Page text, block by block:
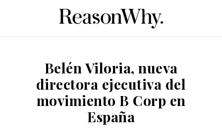
Belén Viloria, nueva
directora ejecutiva del
movimiento B Corp en
España